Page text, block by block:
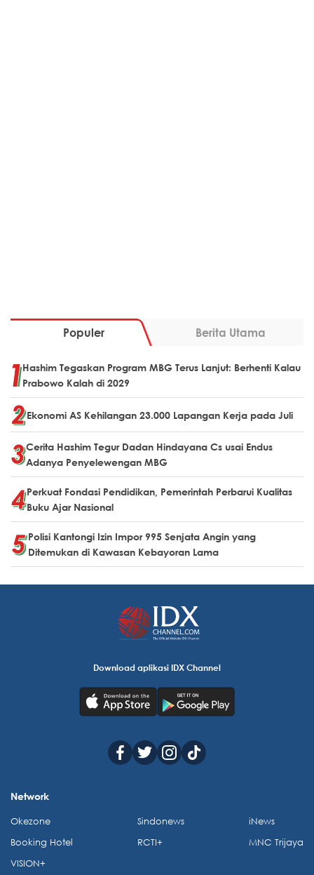
Populer Berita Utama
Hashim Tegaskan Program MBG Terus Lanjut: Berhenti Kalau
Prabowo Kalah di 2029
Ekonomi AS Kehilangan 23.000 Lapangan Kerja pada Juli
Cerita Hashim Tegur Dadan Hindayana Cs usai Endus
Adanya Penyelewengan MBG
Perkuat Fondasi Pendidikan, Pemerintah Perbarui Kualitas
Buku Ajar Nasional
Polisi Kantongi Izin Impor 995 Senjata Angin yang
Ditemukan di Kawasan Kebayoran Lama
Download aplikasi IDX Channel
Network
Okezone
Booking Hotel
VISION+
Sindonews
RCTI+
iNews
MNC Trijaya